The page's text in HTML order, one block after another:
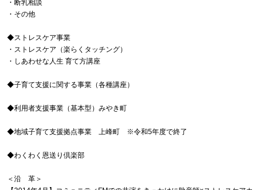
・断乳相談
・その他
◆ストレスケア事業
・ストレスケア（楽らくタッチング）
・しあわせな人生 育て方講座
◆子育て支援に関する事業（各種講座）
◆利用者支援事業（基本型）みやき町
◆地域子育て支援拠点事業 上峰町 ※令和5年度で終了
◆わくわく恩送り倶楽部
＜沿 革＞